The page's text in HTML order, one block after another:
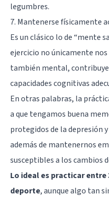
legumbres.
7. Mantenerse físicamente
Es un clásico lo de “mente
ejercicio no únicamente
también mental,
capacidades cognitivas
En otras palabras, la
a que tengamos buena
protegidos de la depresión
además de mantenernos
susceptibles a los cambios
Lo ideal es practicar entre
deporte, aunque algo tan